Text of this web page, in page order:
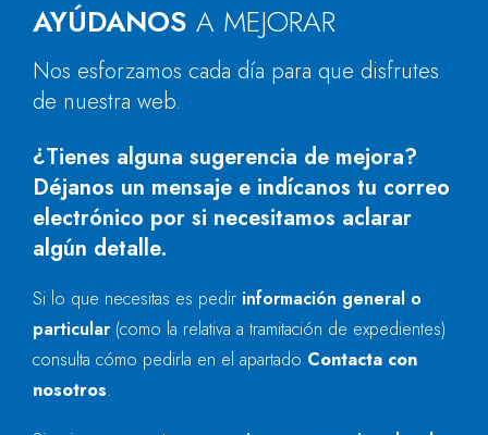
AYÚDANOS A MEJORAR
Nos esforzamos cada día para que disfrutes
de nuestra web.
¿Tienes alguna sugerencia de mejora?
Déjanos un mensaje e indícanos tu correo
electrónico por si necesitamos aclarar
algún detalle.
Si lo que necesitas es pedir información general o
particular (como la relativa a tramitación de expedientes)
consulta cómo pedirla en el apartado Contacta con
nosotros.